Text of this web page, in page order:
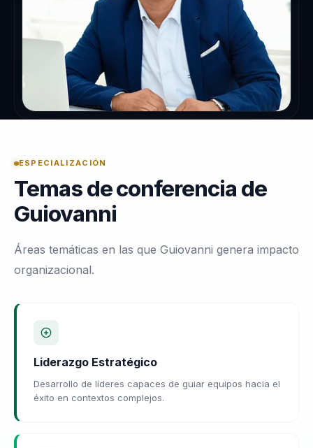
ESPECIALIZACIÓN
Temas de conferencia de
Guiovanni
Áreas temáticas en las que Guiovanni genera impacto
organizacional.
Liderazgo Estratégico
Desarrollo de líderes capaces de guiar equipos hacia el
éxito en contextos complejos.